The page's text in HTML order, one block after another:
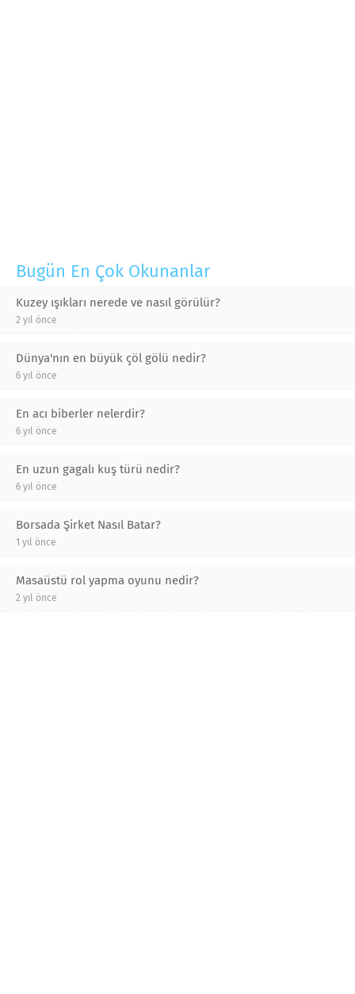
Bugün En Çok Okunanlar
Kuzey ışıkları nerede ve nasıl görülür?
2 yıl önce
Dünya'nın en büyük çöl gölü nedir?
6 yıl önce
En acı biberler nelerdir?
6 yıl önce
En uzun gagalı kuş türü nedir?
6 yıl önce
Borsada Şirket Nasıl Batar?
1 yıl önce
Masaüstü rol yapma oyunu nedir?
2 yıl önce